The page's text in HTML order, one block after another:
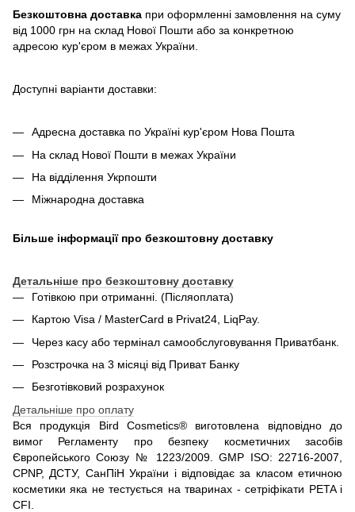
Безкоштовна доставка при оформленні замовлення на суму
від 1000 грн на склад Нової Пошти або за конкретною
адресою кур'єром в межах України.
Доступні варіанти доставки:
Адресна доставка по Україні кур'єром Нова Пошта
На склад Нової Пошти в межах України
На відділення Укрпошти
Міжнародна доставка
Більше інформації про безкоштовну доставку
Детальніше про безкоштовну доставку
Готівкою при отриманні. (Післяоплата)
Картою Visa / MasterCard в Privat24, LiqPay.
Через касу або термінал самообслуговування Приватбанк.
Розстрочка на 3 місяці від Приват Банку
Безготівковий розрахунок
Детальніше про оплату
Вся продукція Bird Cosmetics® виготовлена відповідно до
вимог Регламенту про безпеку косметичних засобів
Європейського Союзу № 1223/2009. GMP ISO: 22716-2007,
CPNP, ДСТУ, СанПіН України і відповідає за класом етичною
косметики яка не тестується на тваринах - сетріфікати PETA і
CFI.